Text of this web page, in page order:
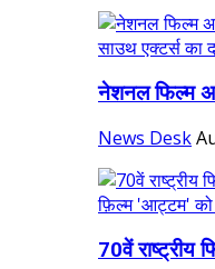
नेशनल फिल्म
News Desk
70वें राष्ट्रीय